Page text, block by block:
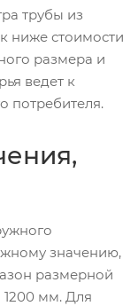
трубы из
ниже стоимости
размера и
ведет к
потребителя.
значению,
размерной
1200 мм. Для